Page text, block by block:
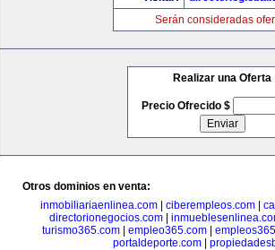
Serán consideradas
Realizar una Oferta
Precio Ofrecido $
Otros dominios en venta:
inmobiliariaenlinea.com| ciberempleos.com|
directorionegocios.com
turismo365.com| empleo365.com|
portaldeporte.com|